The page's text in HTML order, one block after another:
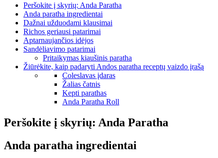
Peršokite į skyrių: Anda Paratha
Anda paratha ingredientai
Dažnai užduodami klausimai
Richos geriausi patarimai
Aptarnaujančios idėjos
Sandėliavimo patarimai
Pritaikymas kiaušinis paratha
Žiūrėkite, kaip padaryti Andos paratha receptų vaizdo įrašą
Coleslavas įdaras
Žalias čatnis
Kepti parathas
Anda Paratha Roll
Peršokite į skyrių: Anda Paratha
Anda paratha ingredientai